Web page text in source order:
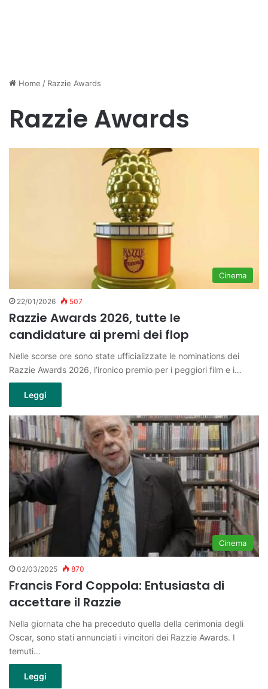
Home / Razzie Awards
Razzie Awards
Cinema
22/01/2026 507
Razzie Awards 2026, tutte le
candidature ai premi dei flop
Nelle scorse ore sono state ufficializzate le nominations dei
Razzie Awards 2026, l’ironico premio per i peggiori film e i…
Leggi
Cinema
02/03/2025 870
Francis Ford Coppola: Entusiasta di
accettare il Razzie
Nella giornata che ha preceduto quella della cerimonia degli
Oscar, sono stati annunciati i vincitori dei Razzie Awards. I
temuti…
Leggi